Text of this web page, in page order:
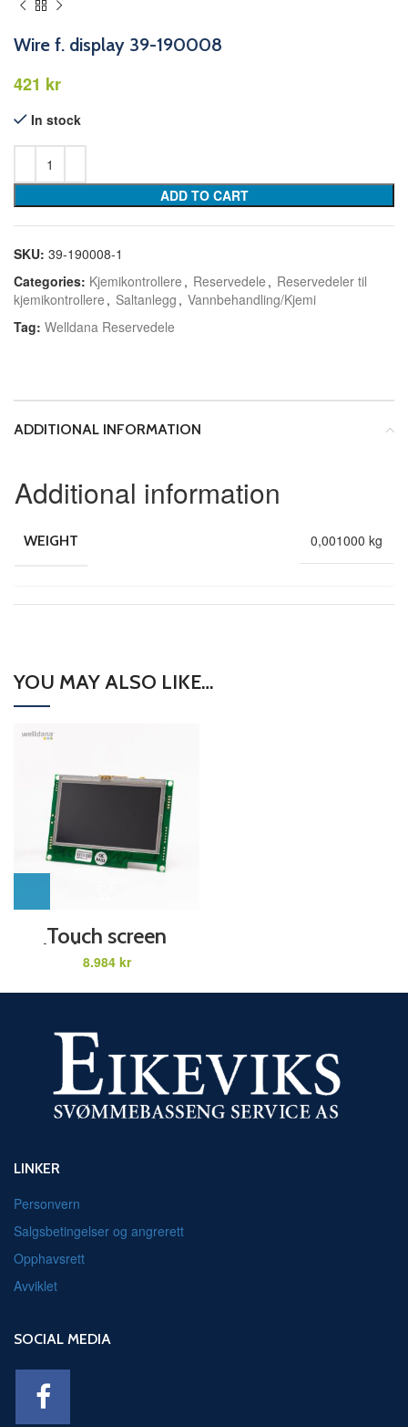
Wire f. display 39-190008
kr
In stock
ADD TO CART
SKU: 39-190008-1
Categories: Kjemikontrollere , Reservedele , Reservedeler til
kjemikontrollere , Saltanlegg , Vannbehandling/Kjemi
Tag: Welldana Reservedele
ADDITIONAL INFORMATION
Additional information
WEIGHT 0,001000 kg
YOU MAY ALSO LIKE…
Touch screen
display Da-Gen
kr
LINKER
Personvern
Salgsbetingelser og angrerett
Opphavsrett
Avviklet
SOCIAL MEDIA